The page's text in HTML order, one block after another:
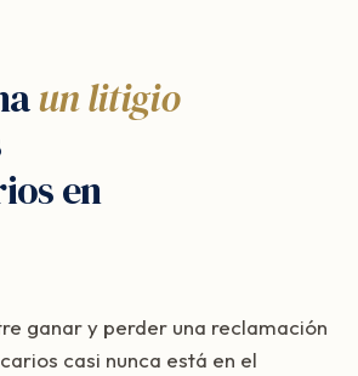
un litigio
en
ganar y perder una reclamación
casi nunca está en el